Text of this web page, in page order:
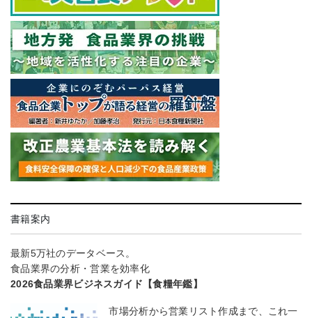
書籍案内
最新5万社のデータベース。
食品業界の分析・営業を効率化
2026食品業界ビジネスガイド【食糧年鑑】
市場分析から営業リスト作成まで、これ一